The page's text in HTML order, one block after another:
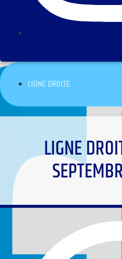
LIGNE DROITE
LIGNE